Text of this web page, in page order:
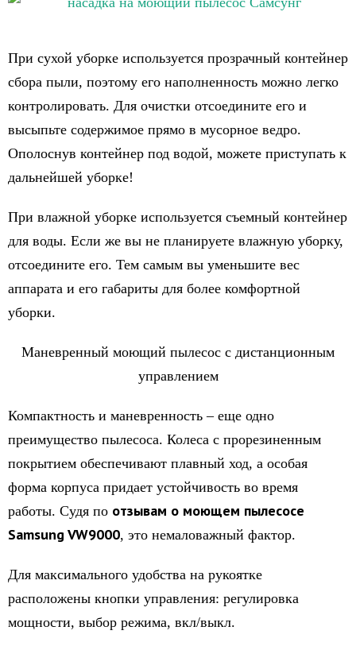
При сухой уборке используется прозрачный контейнер
сбора пыли, поэтому его наполненность можно легко
контролировать. Для очистки отсоедините его и
высыпьте содержимое прямо в мусорное ведро.
Ополоснув контейнер под водой, можете приступать к
дальнейшей уборке!
При влажной уборке используется съемный контейнер
для воды. Если же вы не планируете влажную уборку,
отсоедините его. Тем самым вы уменьшите вес
аппарата и его габариты для более комфортной
уборки.
Маневренный моющий пылесос с дистанционным
управлением
Компактность и маневренность – еще одно
преимущество пылесоса. Колеса с прорезиненным
покрытием обеспечивают плавный ход, а особая
форма корпуса придает устойчивость во время
работы. Судя по отзывам о моющем пылесосе
Samsung VW9000, это немаловажный фактор.
Для максимального удобства на рукоятке
расположены кнопки управления: регулировка
мощности, выбор режима, вкл/выкл.